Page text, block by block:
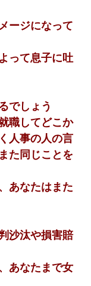
ージになって
って息子に吐
でしょう
職してどこか
人事の人の言
た同じことを
あなたはまた
沙汰や損害賠
あなたまで女